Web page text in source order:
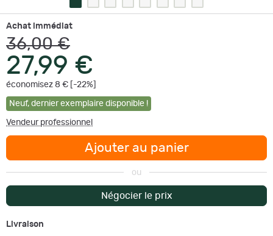
Achat immédiat
36,00 €
27,99 €
économisez 8 € [-22%]
Neuf, dernier exemplaire disponible !
Vendeur professionnel
Ajouter au panier
ou
Négocier le prix
Livraison